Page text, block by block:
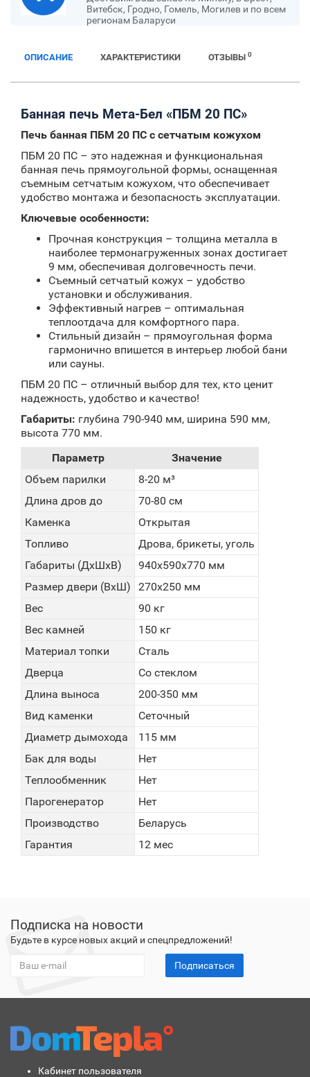
Витебск, Гродно, Гомель, Могилев и по всем
регионам Баларуси
ОПИСАНИЕ ХАРАКТЕРИСТИКИ ОТЗЫВЫ 0
Банная печь Мета-Бел «ПБМ 20 ПС»
Печь банная ПБМ 20 ПС с сетчатым кожухом
ПБМ 20 ПС – это надежная и функциональная
банная печь прямоугольной формы, оснащенная
съемным сетчатым кожухом, что обеспечивает
удобство монтажа и безопасность эксплуатации.
Ключевые особенности:
Прочная конструкция – толщина металла в
наиболее термонагруженных зонах достигает
9 мм, обеспечивая долговечность печи.
Съемный сетчатый кожух – удобство
установки и обслуживания.
Эффективный нагрев – оптимальная
теплоотдача для комфортного пара.
Стильный дизайн – прямоугольная форма
гармонично впишется в интерьер любой бани
или сауны.
ПБМ 20 ПС – отличный выбор для тех, кто ценит
надежность, удобство и качество!
Габариты: глубина 790-940 мм, ширина 590 мм,
высота 770 мм.
Параметр
Значение
Объем парилки
8-20 м³
Длина дров до
70-80 см
Каменка
Открытая
Топливо
Дрова, брикеты, уголь
Габариты (ДхШхВ)
940х590х770 мм
Размер двери (ВхШ)
270х250 мм
Вес
90 кг
Вес камней
150 кг
Материал топки
Сталь
Дверца
Со стеклом
Длина выноса
200-350 мм
Вид каменки
Сеточный
Диаметр дымохода
115 мм
Бак для воды
Нет
Теплообменник
Нет
Парогенератор
Нет
Производство
Беларусь
Гарантия
12 мес
Подписка на новости
Будьте в курсе новых акций и спецпредложений!
Подписаться
Кабинет пользователя